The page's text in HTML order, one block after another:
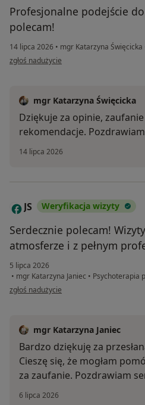
Profesjonalne podejście
polecam!
14 lipca 2026 • mgr Katarzyna Święcicka
w opinii użytkownika E.H
zgłoś nadużycie
mgr Katarzyna Święcicka
Dziękuje za opinie,
rekomendacje. Pozdrawiam
14 lipca 2026
J JS Weryfikacja wizyty
Serdecznie polecam!
atmosferze i z pełnym
5 lipca 2026
• mgr Katarzyna Janiec • Psychoterapia
w opinii użytkownika JS
zgłoś nadużycie
mgr Katarzyna Janiec
Bardzo dziękuję za
Cieszę się, że mogłam
za zaufanie. Pozdrawiam
6 lipca 2026